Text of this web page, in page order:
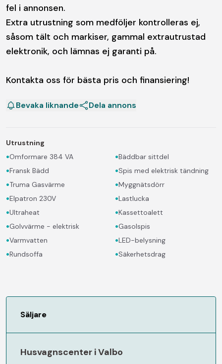
fel i annonsen.
Extra utrustning som medföljer kontrolleras ej,
såsom tält och markiser, gammal extrautrustad
elektronik, och lämnas ej garanti på.
Kontakta oss för bästa pris och finansiering!
Bevaka liknande Dela annons
Utrustning
•Omformare 384 VA
•Fransk Bädd
•Truma Gasvärme
•Elpatron 230V
•Ultraheat
•Golvvärme - elektrisk
•Varmvatten
•Rundsoffa
•Bäddbar sittdel
•Spis med elektrisk tändning
•Myggnätsdörr
•Lastlucka
•Kassettoalett
•Gasolspis
•LED-belysning
•Säkerhetsdrag
Säljare
Husvagnscenter i Valbo